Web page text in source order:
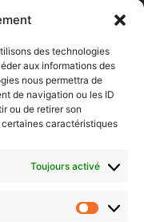
des technologies
aux informations des
nous permettra de
de navigation ou les ID
ou de retirer son
caractéristiques
Toujours activé
hebdo ?